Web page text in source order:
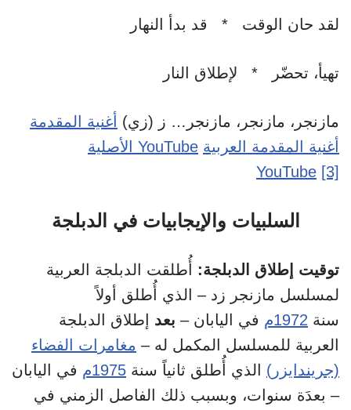
لقد حان الوقت * قد بدأ النهار
تهيأ، تحضّر * لإطلاق النار
مازنجر، مازنجر، مازنجر… ز (زي) أغنية المقدمة
الأصلية YouTube أغنية المقدمة العربية
YouTube [3]
السلبيات والإيجابيات في الدبلجة
توقيت إطلاق الدبلجة: أُطلقت الدبلجة العربية
لمسلسل مازنجر زد – الذي أُطلق أولاً
سنة 1972م في اليابان – بعد إطلاق الدبلجة
العربية للمسلسل المكمل له – مغامرات الفضاء
(جريندايزر) الذي أُطلق ثانياً سنة 1975م
في اليابان
– بعدَة سنوات، وبسبب ذلك الفاصل الزمني في